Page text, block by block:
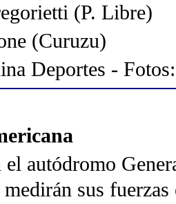
(P. Libre)
(Curuzu)
Deportes -
el autódromo
sus